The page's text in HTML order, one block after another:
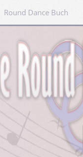
Round Dance Buch